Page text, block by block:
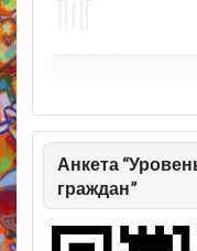
Анкета
граждан”